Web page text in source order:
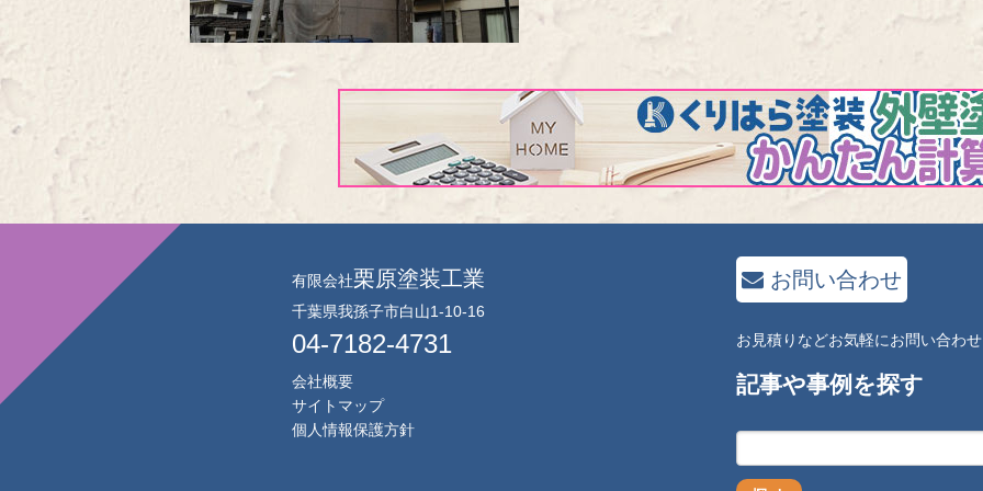
有限会社栗原塗装工業
千葉県我孫子市白山1-10-16
04-7182-4731
会社概要
サイトマップ
個人情報保護方針
お問い合わせ
お見積りなどお気軽にお問い合わ
記事や事例を探す